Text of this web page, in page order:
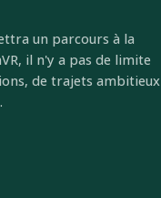
un parcours à la
il n'y a pas de limite
de trajets ambitieux